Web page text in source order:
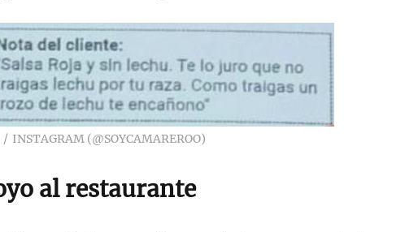
INSTAGRAM (@SOYCAMAREROO)
al restaurante